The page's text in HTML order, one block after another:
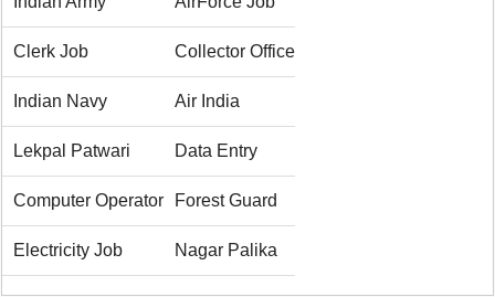
Clerk Job Collector Office
Indian Navy Air India
Lekpal Patwari Data Entry
Computer Operator Forest Guard
Electricity Job Nagar Palika